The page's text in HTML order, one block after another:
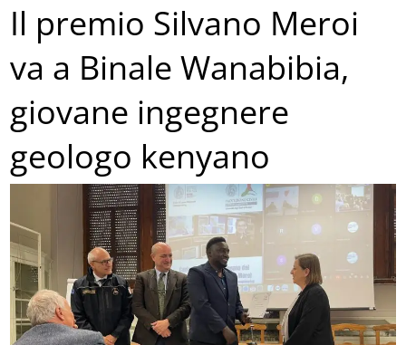
Il premio Silvano Meroi
va a Binale Wanabibia,
giovane ingegnere
geologo kenyano